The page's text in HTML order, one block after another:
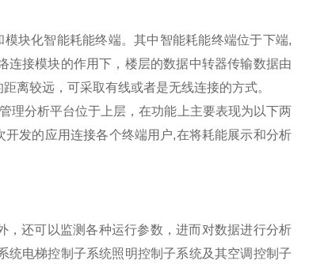
块化智能耗能终端。其中智能耗能终端位于下端,
连接模块的作用下，楼层的数据中转器传输数据由
离较远，可采取有线或者是无线连接的方式。
分析平台位于上层，在功能上主要表现为以下两
发的应用连接各个终端用户,在将耗能展示和分析
还可以监测各种运行参数，进而对数据进行分析
电梯控制子系统照明控制子系统及其空调控制子